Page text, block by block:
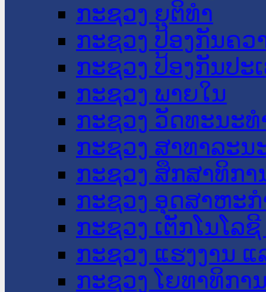
ກະຊວງ ຍຸຕິທໍາ
ກະຊວງ ປ້ອງກັນຄວ
ກະຊວງ ປ້ອງກັນປະ
ກະຊວງ ພາຍໃນ
ກະຊວງ ວັດທະນະ
ກະຊວງ ສາທາລະນ
ກະຊວງ ສຶກສາທິກາ
ກະຊວງ ອຸດສາຫະ
ກະຊວງ ເຕັກໂນໂລ
ກະຊວງ ແຮງງານ
ກະຊວງ ໂຍທາທິກາ